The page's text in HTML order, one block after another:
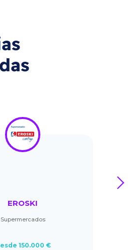
EROSKI
Supermercados
150.000 €
next